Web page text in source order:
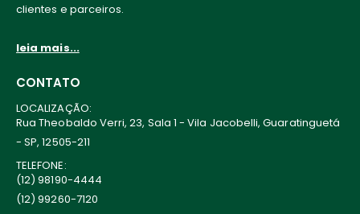
clientes e parceiros.
leia mais...
CONTATO
LOCALIZAÇÃO:
Rua Theobaldo Verri, 23, Sala 1 - Vila Jacobelli, Guaratinguetá
- SP, 12505-211
TELEFONE:
(12) 98190-4444
(12) 99260-7120